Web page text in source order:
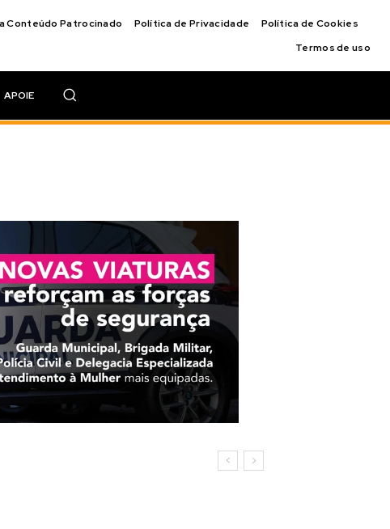
Conteúdo Patrocinado Política de Privacidade
Política de Cookies
Termos de uso
APOIE